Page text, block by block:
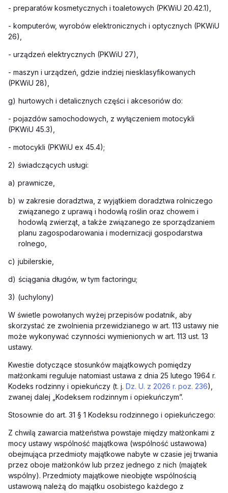
- preparatów kosmetycznych i toaletowych (PKWiU 20.42.1),
- komputerów, wyrobów elektronicznych i optycznych (PKWiU
26),
- urządzeń elektrycznych (PKWiU 27),
- maszyn i urządzeń, gdzie indziej niesklasyfikowanych
(PKWiU 28),
g) hurtowych i detalicznych części i akcesoriów do:
- pojazdów samochodowych, z wyłączeniem motocykli
(PKWiU 45.3),
- motocykli (PKWiU ex 45.4);
2) świadczących usługi:
a) prawnicze,
b) w zakresie doradztwa, z wyjątkiem doradztwa rolniczego
związanego z uprawą i hodowlą roślin oraz chowem i
hodowlą zwierząt, a także związanego ze sporządzaniem
planu zagospodarowania i modernizacji gospodarstwa
rolnego,
c) jubilerskie,
d) ściągania długów, w tym factoringu;
3) (uchylony)
W świetle powołanych wyżej przepisów podatnik, aby
skorzystać ze zwolnienia przewidzianego w art. 113 ustawy nie
może wykonywać czynności wymienionych w art. 113 ust. 13
ustawy.
Kwestie dotyczące stosunków majątkowych pomiędzy
małżonkami reguluje natomiast ustawa z dnia 25 lutego 1964 r.
Kodeks rodzinny i opiekuńczy (t. j. Dz. U. z 2026 r. poz. 236),
zwanej dalej „Kodeksem rodzinnym i opiekuńczym”.
Stosownie do art. 31 § 1 Kodeksu rodzinnego i opiekuńczego:
Z chwilą zawarcia małżeństwa powstaje między małżonkami z
mocy ustawy wspólność majątkowa (wspólność ustawowa)
obejmująca przedmioty majątkowe nabyte w czasie jej trwania
przez oboje małżonków lub przez jednego z nich (majątek
wspólny). Przedmioty majątkowe nieobjęte wspólnością
ustawową należą do majątku osobistego każdego z